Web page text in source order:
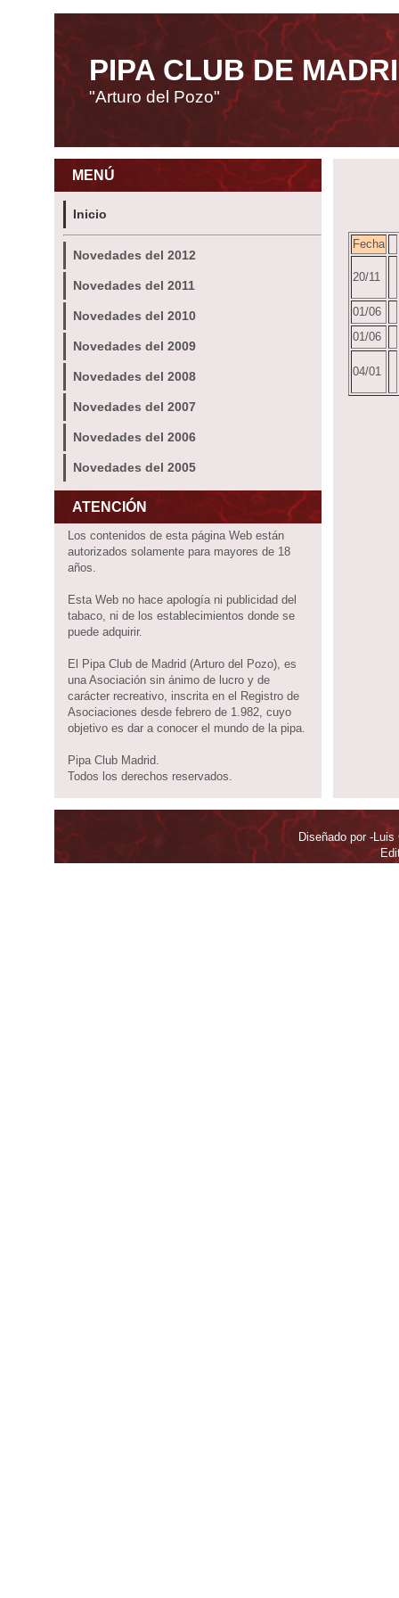
PIPA CLUB DE
"Arturo del Pozo"
MENÚ
Inicio
Novedades del 2012
Novedades del 2011
Novedades del 2010
Novedades del 2009
Novedades del 2008
Novedades del 2007
Novedades del 2006
Novedades del 2005
ATENCIÓN
Los contenidos de esta página Web están
autorizados solamente para mayores de 18
años.
Esta Web no hace apología ni publicidad del
tabaco, ni de los establecimientos donde se
puede adquirir.
El Pipa Club de Madrid (Arturo del Pozo), es
una Asociación sin ánimo de lucro y de
carácter recreativo, inscrita en el Registro de
Asociaciones desde febrero de 1.982, cuyo
objetivo es dar a conocer el mundo de la pipa.
Pipa Club Madrid.
Todos los derechos reservados.
Fecha
20/11
01/06
01/06
04/01
Diseñado por -